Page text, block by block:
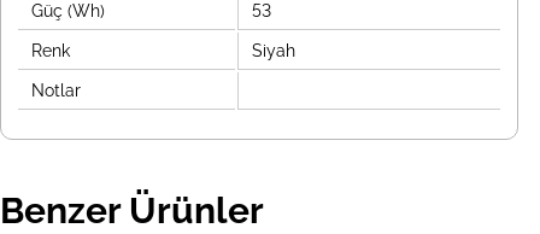
Güç (Wh) 53
Renk Siyah
Notlar
Benzer Ürünler